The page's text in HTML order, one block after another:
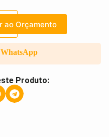
ao Orçamento
Produto: